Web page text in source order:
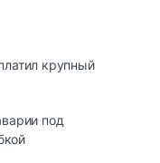
крупный
под